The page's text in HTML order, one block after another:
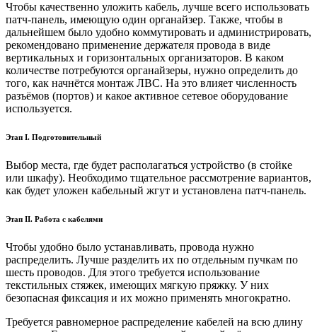
Чтобы качественно уложить кабель, лучше всего использовать
патч-панель, имеющую один органайзер. Также, чтобы в
дальнейшем было удобно коммутировать и администрировать,
рекомендовано применение держателя провода в виде
вертикальных и горизонтальных организаторов. В каком
количестве потребуются органайзеры, нужно определить до
того, как начнётся монтаж ЛВС. На это влияет численность
разъёмов (портов) и какое активное сетевое оборудование
используется.
Этап I. Подготовительный
Выбор места, где будет располагаться устройство (в стойке
или шкафу). Необходимо тщательное рассмотрение вариантов,
как будет уложен кабельный жгут и установлена патч-панель.
Этап II. Работа с кабелями
Чтобы удобно было устанавливать, провода нужно
распределить. Лучше разделить их по отдельным пучкам по
шесть проводов. Для этого требуется использование
текстильных стяжек, имеющих мягкую пряжку. У них
безопасная фиксация и их можно применять многократно.
Требуется равномерное распределение кабелей на всю длину